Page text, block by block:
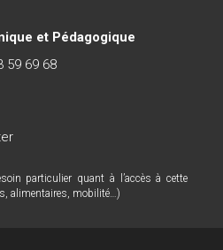
et Pédagogique
59 69 68
particulier quant à l’accès à cette
alimentaires, mobilité…)